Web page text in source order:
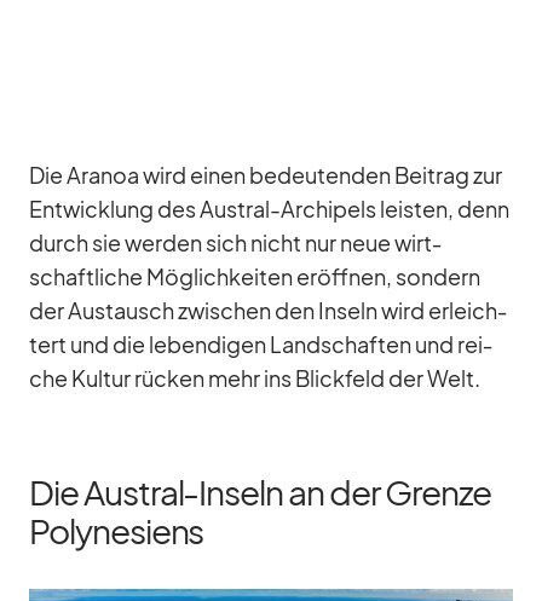
Die Ara­noa wird ei­nen be­deu­ten­den Bei­trag zur
Ent­wick­lung des Aus­tral-Ar­chi­pels leis­ten, denn
durch sie wer­den sich nicht nur neue wirt­
schaft­li­che Mög­lich­kei­ten er­öff­nen, son­dern
der Aus­tausch zwi­schen den In­seln wird er­leich­
tert und die le­ben­di­gen Land­schaf­ten und rei­
che Kul­tur rü­cken mehr ins Blick­feld der Welt.
Die Austral-Inseln an der Grenze
Polynesiens